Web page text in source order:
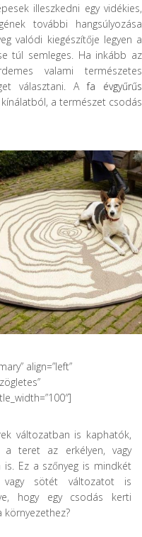
illeszkedni egy vidékies,
további hangsúlyozása
valódi kiegészítője legyen a
túl semleges. Ha inkább az
valami természetes
választani. Afa évgyűrűs
a természet csodás
align=”left”
változatban is kaphatók,
a teret az erkélyen, vagy
Ez a szőnyeg is mindkét
vagy sötét változatot is
hogy egy csodás kerti
környezethez?